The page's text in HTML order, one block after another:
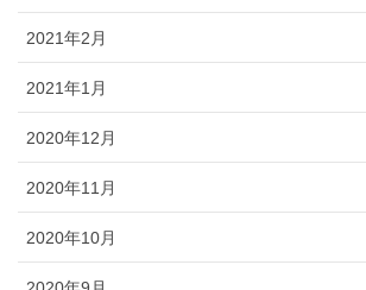
2021年2月
2021年1月
2020年12月
2020年11月
2020年10月